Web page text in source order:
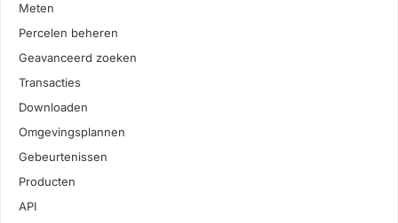
Meten
Percelen beheren
Geavanceerd zoeken
Transacties
Downloaden
Omgevingsplannen
Gebeurtenissen
Producten
API